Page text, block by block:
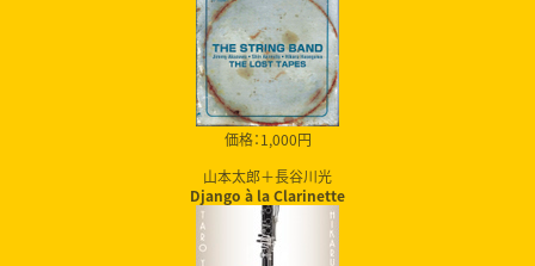
価格：1,000円
山本太郎＋長谷川光
Django à la Clarinette